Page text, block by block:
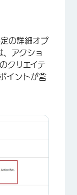
の詳細オプ
アクショ
クリエイテ
イントが含